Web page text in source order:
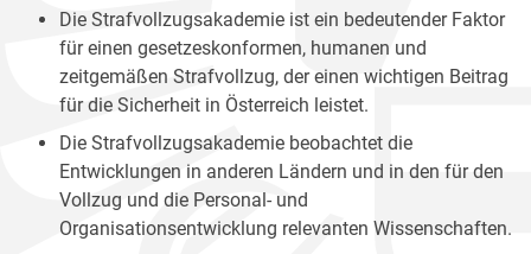
Die Strafvollzugsakademie ist ein bedeutender Faktor
für einen gesetzeskonformen, humanen und
zeitgemäßen Strafvollzug, der einen wichtigen Beitrag
für die Sicherheit in Österreich leistet.
Die Strafvollzugsakademie beobachtet die
Entwicklungen in anderen Ländern und in den für den
Vollzug und die Personal- und
Organisationsentwicklung relevanten Wissenschaften.